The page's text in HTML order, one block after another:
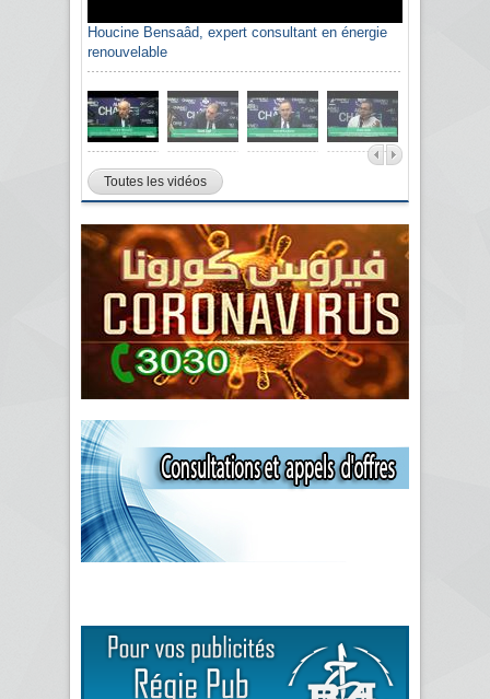
Houcine Bensaâd, expert consultant en énergie
renouvelable
Toutes les vidéos